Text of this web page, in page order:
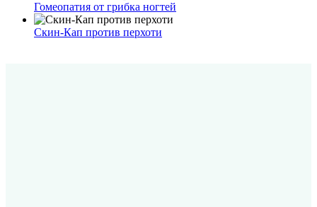
Гомеопатия от грибка ногтей
Скин-Кап против перхоти